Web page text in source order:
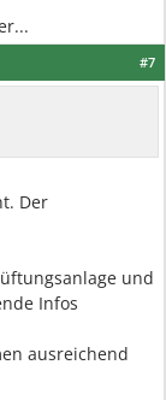
#7
Der
und
Infos
ausreichend